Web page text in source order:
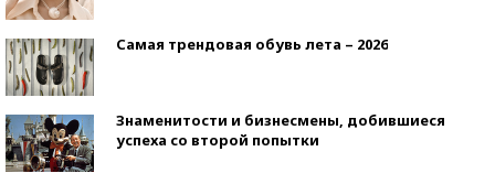
Самая трендовая обувь лета – 2026
Знаменитости и бизнесмены, добившиеся
успеха со второй попытки